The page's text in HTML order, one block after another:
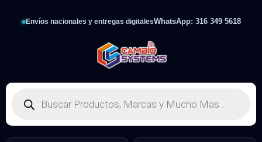
Envíos nacionales y entregas digitalesWhatsApp: 316 349 5618